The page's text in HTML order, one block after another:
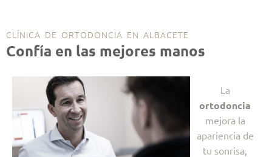
CLÍNICA DE ORTODONCIA EN ALBACETE​
Confía en las mejores manos
La
ortodoncia
mejora la
apariencia de
tu sonrisa,